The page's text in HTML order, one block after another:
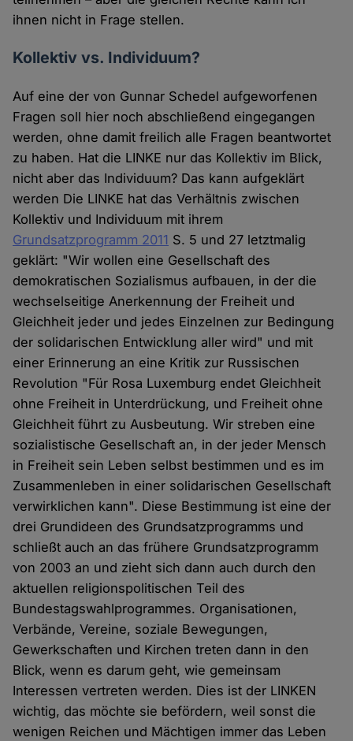
ihnen nicht in Frage stellen.
Kollektiv vs. Individuum?
Auf eine der von Gunnar Schedel aufgeworfenen
Fragen soll hier noch abschließend eingegangen
werden, ohne damit freilich alle Fragen beantwortet
zu haben. Hat die LINKE nur das Kollektiv im Blick,
nicht aber das Individuum? Das kann aufgeklärt
werden Die LINKE hat das Verhältnis zwischen
Kollektiv und Individuum mit ihrem
Grundsatzprogramm 2011 S. 5 und 27 letztmalig
geklärt: "Wir wollen eine Gesellschaft des
demokratischen Sozialismus aufbauen, in der die
wechselseitige Anerkennung der Freiheit und
Gleichheit jeder und jedes Einzelnen zur Bedingung
der solidarischen Entwicklung aller wird" und mit
einer Erinnerung an eine Kritik zur Russischen
Revolution "Für Rosa Luxemburg endet Gleichheit
ohne Freiheit in Unterdrückung, und Freiheit ohne
Gleichheit führt zu Ausbeutung. Wir streben eine
sozialistische Gesellschaft an, in der jeder Mensch
in Freiheit sein Leben selbst bestimmen und es im
Zusammenleben in einer solidarischen Gesellschaft
verwirklichen kann". Diese Bestimmung ist eine der
drei Grundideen des Grundsatzprogramms und
schließt auch an das frühere Grundsatzprogramm
von 2003 an und zieht sich dann auch durch den
aktuellen religionspolitischen Teil des
Bundestagswahlprogrammes. Organisationen,
Verbände, Vereine, soziale Bewegungen,
Gewerkschaften und Kirchen treten dann in den
Blick, wenn es darum geht, wie gemeinsam
Interessen vertreten werden. Dies ist der LINKEN
wichtig, das möchte sie befördern, weil sonst die
wenigen Reichen und Mächtigen immer das Leben